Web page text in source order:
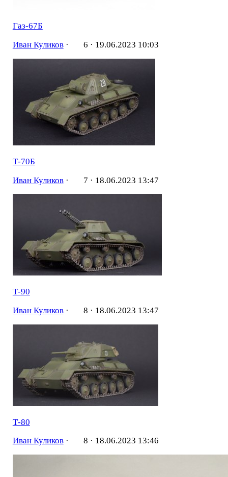
Газ-67Б
Иван Куликов· 6 · 19.06.2023 10:03
Т-70Б
Иван Куликов· 7 · 18.06.2023 13:47
Т-90
Иван Куликов· 8 · 18.06.2023 13:47
Т-80
Иван Куликов· 8 · 18.06.2023 13:46